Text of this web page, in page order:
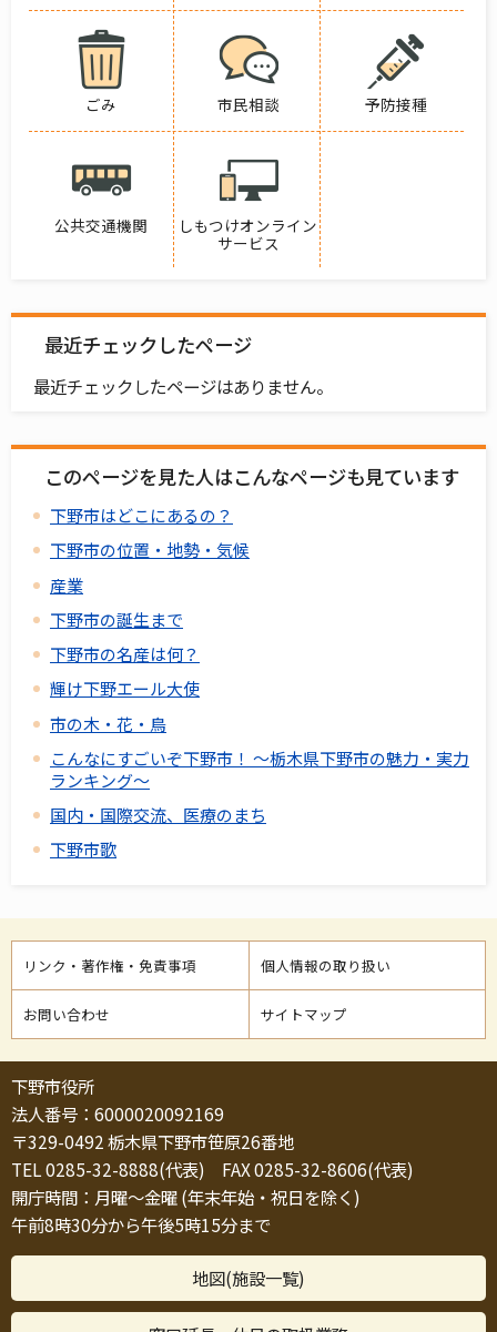
ごみ 市民相談 予防接種
公共交通機関
しもつけオンライン
サービス
最近チェックしたページ
最近チェックしたページはありません。
このページを見た人はこんなページも見ています
下野市はどこにあるの？
下野市の位置・地勢・気候
産業
下野市の誕生まで
下野市の名産は何？
輝け下野エール大使
市の木・花・鳥
こんなにすごいぞ下野市！ ～栃木県下野市の魅力・実力
ランキング～
国内・国際交流、医療のまち
下野市歌
リンク・著作権・免責事項 個人情報の取り扱い
お問い合わせ サイトマップ
下野市役所
法人番号：6000020092169
〒329-0492 栃木県下野市笹原26番地
TEL 0285-32-8888(代表) FAX 0285-32-8606(代表)
開庁時間：月曜～金曜 (年末年始・祝日を除く)
午前8時30分から午後5時15分まで
地図(施設一覧)